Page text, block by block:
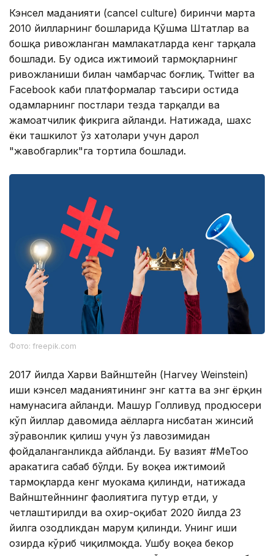
Кэнсел маданияти (cancel culture) биринчи марта
2010 йилларнинг бошларида Қўшма Штатлар ва
бошқа ривожланган мамлакатларда кенг тарқала
бошлади. Бу ҳодиса ижтимоий тармоқларнинг
ривожланиши билан чамбарчас боғлиқ. Twitter ва
Facebook каби платформалар таъсири остида
одамларнинг постлари тезда тарқалди ва
жамоатчилик фикрига айланди. Натижада, шахс
ёки ташкилот ўз хатолари учун дарҳол
"жавобгарлик"га тортила бошлади.
Фото: freepik.com
2017 йилда Харви Вайнштейн (Harvey Weinstein)
иши кэнсел маданиятининг энг катта ва энг ёрқин
намунасига айланди. Машҳур Голливуд продюсери
кўп йиллар давомида аёлларга нисбатан жинсий
зўравонлик қилиш учун ўз лавозимидан
фойдаланганликда айбланди. Бу вазият #МеТоо
ҳаракатига сабаб бўлди. Бу воқеа ижтимоий
тармоқларда кенг муҳокама қилинди, натижада
Вайнштейннинг фаолиятига путур етди, у
четлаштирилди ва охир-оқибат 2020 йилда 23
йилга озодликдан маҳрум қилинди. Унинг иши
ҳозирда кўриб чиқилмоқда. Ушбу воқеа бекор